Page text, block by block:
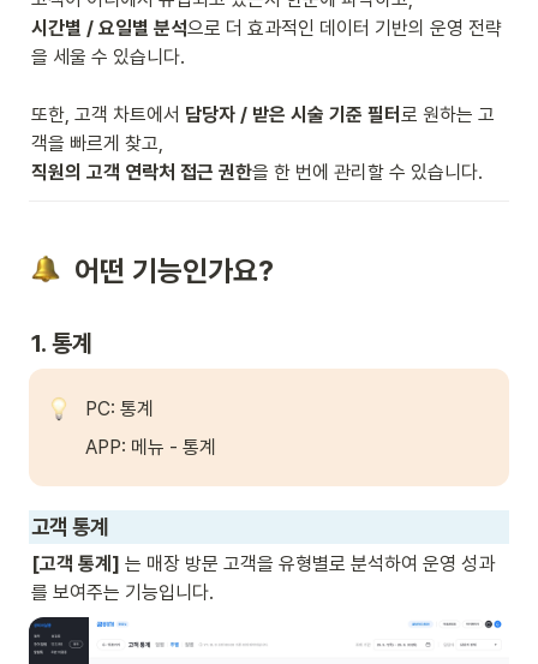
시간별 / 요일별 분석으로 더 효과적인 데이터 기반의 운영 전략
을 세울 수 있습니다.
또한, 고객 차트에서 담당자 / 받은 시술 기준 필터 로 원하는 고
직원의 고객 연락처 접근 권한을 한 번에 관리할 수 있습니다.
  어떤 기능인가요?
1. 통계
PC: 통계
APP: 메뉴 - 통계
고객 통계
[고객 통계] 는 매장 방문 고객을 유형별로 분석하여 운영 성과
를 보여주는 기능입니다.